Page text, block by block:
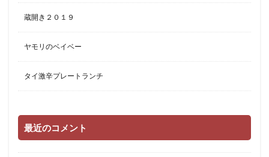
蔵開き２０１９
ヤモリのベイベー
タイ激辛プレートランチ
最近のコメント